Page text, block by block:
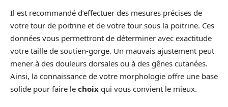
Il est recommandé d’effectuer des mesures précises de
votre tour de poitrine et de votre tour sous la poitrine. Ces
données vous permettront de déterminer avec exactitude
votre taille de soutien-gorge. Un mauvais ajustement peut
mener à des douleurs dorsales ou à des gênes cutanées.
Ainsi, la connaissance de votre morphologie offre une base
solide pour faire le choix qui vous convient le mieux.